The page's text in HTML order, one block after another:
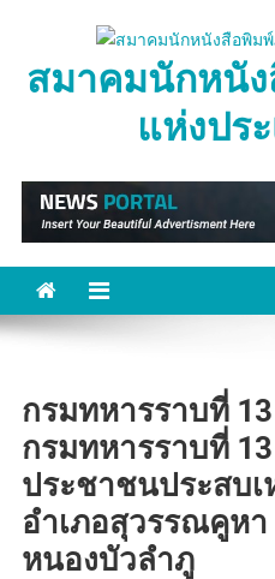
contentสมาคมนักหนั
แห่งปร
กรมทหารราบที่
กรมทหารราบที่
ประชาชนประสบ
อำเภอสุวรรณคูหา
หนองบัวลำภู